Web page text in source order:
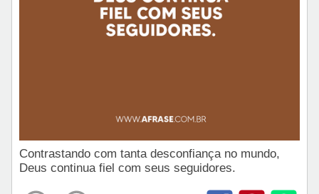
Contrastando com tanta desconfiança no mundo,
Deus continua fiel com seus seguidores.